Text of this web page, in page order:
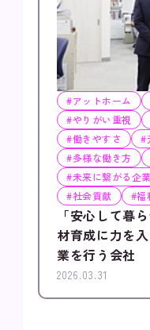
#アットホーム
#やりがい重視
#働きやすさ
#
#多様な働き方
#未来に繋がる企業
#社会貢献
#福
「安心して暮
材育成に力を
業を行う会社
2026.03.31